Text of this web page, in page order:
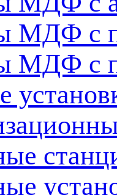
МДФ с
МДФ с